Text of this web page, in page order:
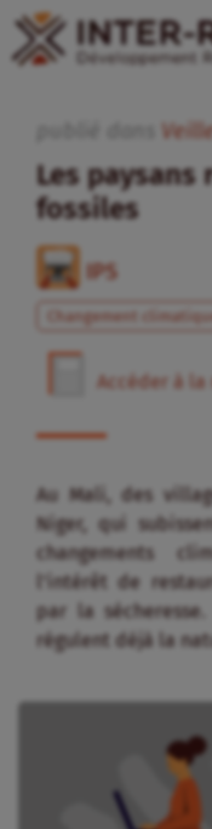
Les
fossiles
IPS
Changement
Accéder à la
Au Mali, des
Niger, qui
changements
l’intérêt de
par la
régulent déjà la